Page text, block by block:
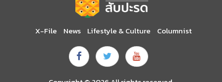
X-File News Lifestyle & Culture Columnist